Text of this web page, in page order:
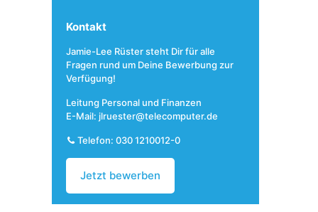
Kontakt
Jamie-Lee Rüster steht Dir für alle
Fragen rund um Deine Bewerbung zur
Verfügung!
Leitung Personal und Finanzen
E-Mail: jlruester@telecomputer.de
Telefon: 030 1210012-0
Jetzt bewerben